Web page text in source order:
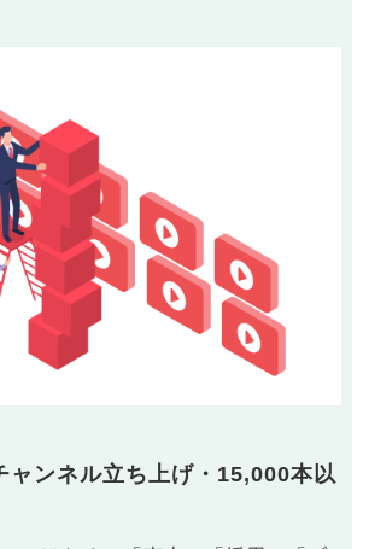
ャンネル立ち上げ・15,000本以